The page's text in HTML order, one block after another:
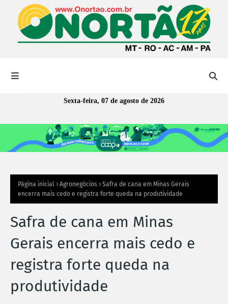
Sexta-feira, 07 de agosto de 2026
Página inicial Agronegócios
Safra de cana em Minas Gerais
encerra mais cedo e registra forte queda na produtividade
Safra de cana em Minas
Gerais encerra mais cedo e
registra forte queda na
produtividade